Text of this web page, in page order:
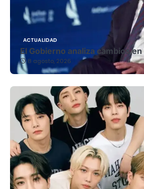
ACTUALIDAD
El Gobierno analiza cambios en
8 agosto, 2026